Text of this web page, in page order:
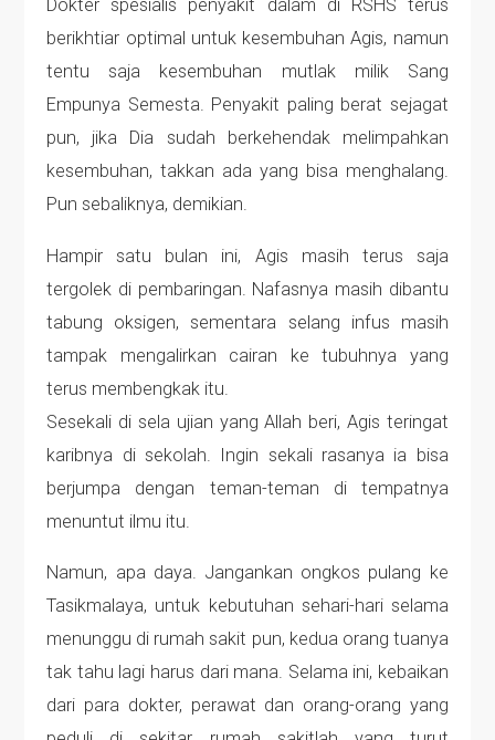
Dokter spesialis penyakit dalam di RSHS terus
berikhtiar optimal untuk kesembuhan Agis, namun
tentu saja kesembuhan mutlak milik Sang
Empunya Semesta. Penyakit paling berat sejagat
pun, jika Dia sudah berkehendak melimpahkan
kesembuhan, takkan ada yang bisa menghalang.
Pun sebaliknya, demikian.
Hampir satu bulan ini, Agis masih terus saja
tergolek di pembaringan. Nafasnya masih dibantu
tabung oksigen, sementara selang infus masih
tampak mengalirkan cairan ke tubuhnya yang
terus membengkak itu.
Sesekali di sela ujian yang Allah beri, Agis teringat
karibnya di sekolah. Ingin sekali rasanya ia bisa
berjumpa dengan teman-teman di tempatnya
menuntut ilmu itu.
Namun, apa daya. Jangankan ongkos pulang ke
Tasikmalaya, untuk kebutuhan sehari-hari selama
menunggu di rumah sakit pun, kedua orang tuanya
tak tahu lagi harus dari mana. Selama ini, kebaikan
dari para dokter, perawat dan orang-orang yang